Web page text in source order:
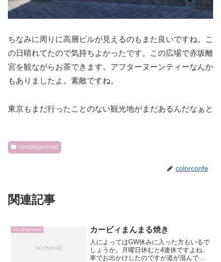
ちなみに周りに高層ビルが見えるのもまた良いですね。こ
の日晴れてたので気持ちよかったです。この広場で赤坂離
宮を観ながらお茶できます。アフターヌーンティーなんか
もありましたよ。素敵ですね。
東京もまだ行ったことのない観光地がまだあるんだなぁと
Uncategorized
colorconfe
関連記事
Uncategorized カービィまんまる焼き
人によってはGW休みに入った方もいるで
しょうか。月曜日休むと4連休ですよね。
車でお出かけしたのですが道が混んでま